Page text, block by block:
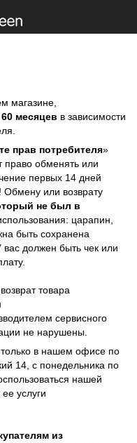
магазине,
месяцев в зависимости
прав потребителя»
право обменять или
первых 14 дней
Обмену или возврату
не был в
царапин,
быть сохранена
должен быть чек или
товара
сервисного
не нарушены.
только в нашем офисе по
14, с понедельника по
нашей
услуги
из